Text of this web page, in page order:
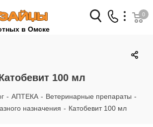
в Омске
Заказать звонок
+7 (3812) 79-04-04
+7 (950) 959-88-32
0
100 мл
- АПТЕКА - Ветеринарные препараты -
назначения - Катобевит 100 мл